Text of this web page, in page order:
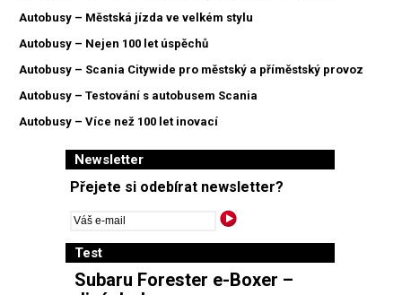
Autobusy – Městská jízda ve velkém stylu
Autobusy – Nejen 100 let úspěchů
Autobusy – Scania Citywide pro městský a příměstský provoz
Autobusy – Testování s autobusem Scania
Autobusy – Více než 100 let inovací
Newsletter
Přejete si odebírat newsletter?
Test
Subaru Forester e-Boxer –